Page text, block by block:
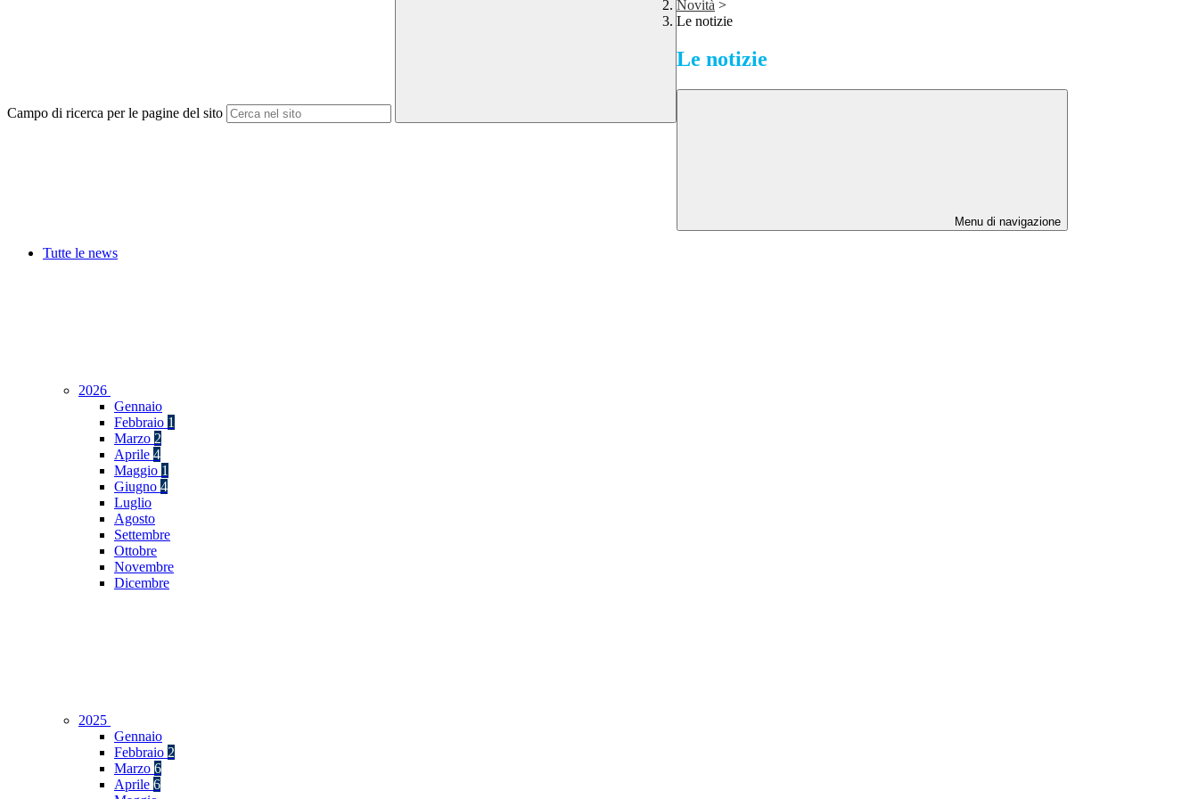
Campo di ricerca per le pagine del sito
Novità >
Le notizie
Le notizie
Menu di navigazione
Tutte le news
2026
Gennaio
Febbraio 1
Marzo 2
Aprile 4
Maggio 1
Giugno 4
Luglio
Agosto
Settembre
Ottobre
Novembre
Dicembre
2025
Gennaio
Febbraio 2
Marzo 6
Aprile 6